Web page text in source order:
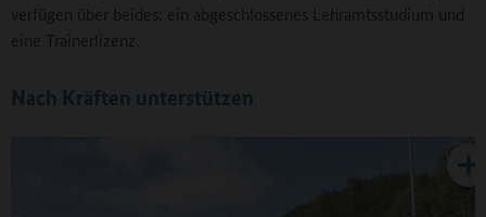
verfügen über beides: ein abgeschlossenes Lehramtsstudium und
eine Trainerlizenz.
Nach Kräften unterstützen